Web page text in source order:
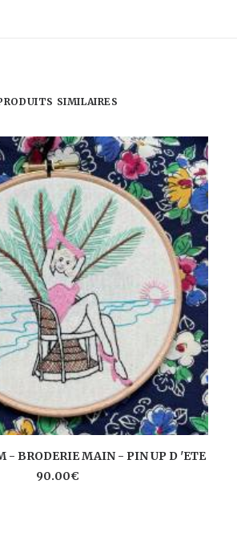
SIMILAIRES
AJOUTER AU PANIER
BRODERIE MAIN - PIN UP D 'ETE
90.00€